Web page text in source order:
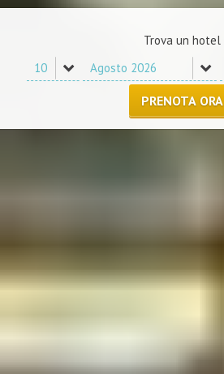
Trova un hotel
PRENOTA ORA